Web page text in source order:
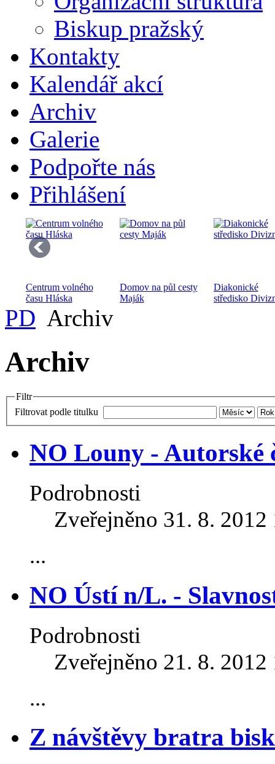
Biskup pražský
Kontakty
Kalendář akcí
Archiv
Galerie
Podpořte nás
Přihlášení
Centrum volného
času Hláska
Domov na půl cesty
Maják
Diakonické
středisko
Sociální poradna
Nusle
Církevní ZUŠ
PD Archiv
Archiv
Filtr
Filtrovat podle titulku
NO Louny - Autorské
Podrobnosti
Zveřejněno 31. 8. 2012
...
NO Ústí n/L. -
Podrobnosti
Zveřejněno 21. 8. 2012
...
Z návštěvy bratra